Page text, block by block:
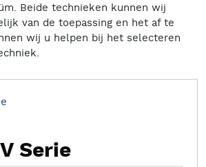
Beide technieken kunnen wij
van de toepassing en het af te
wij u helpen bij het selecteren
Serie